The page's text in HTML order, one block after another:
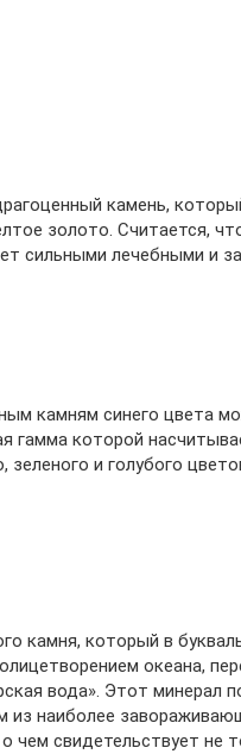
камень,
золото. Считается,
сильными лечебными и
камням синего цвета
гамма которой
зеленого и голубого
камня, который в
океана,
вода». Этот минерал
из наиболее
чем свидетельствует не